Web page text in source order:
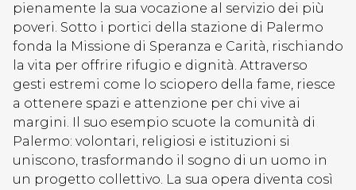
pienamente la sua vocazione al servizio dei più
poveri. Sotto i portici della stazione di Palermo
fonda la Missione di Speranza e Carità, rischiando
la vita per offrire rifugio e dignità. Attraverso
gesti estremi come lo sciopero della fame, riesce
a ottenere spazi e attenzione per chi vive ai
margini. Il suo esempio scuote la comunità di
Palermo: volontari, religiosi e istituzioni si
uniscono, trasformando il sogno di un uomo in
un progetto collettivo. La sua opera diventa così